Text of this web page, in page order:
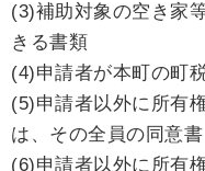
(3)補助対象の空き家
きる書類
(4)申請者が本町の町
(5)申請者以外に所有
は、その全員の同意
(6)申請者以外に所有